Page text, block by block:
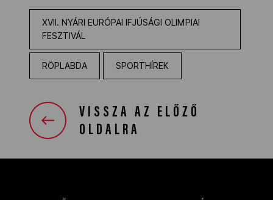
XVII. NYÁRI EURÓPAI IFJÚSÁGI OLIMPIAI
FESZTIVÁL
RÖPLABDA SPORTHÍREK
VISSZA AZ ELŐZŐ
OLDALRA